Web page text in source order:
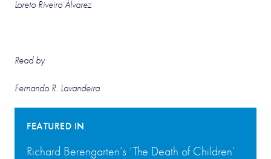
Loreto Riveiro Álvarez
Read by
Fernando R. Lavandeira
FEATURED IN
Richard Berengarten’s ‘The Death of Children’